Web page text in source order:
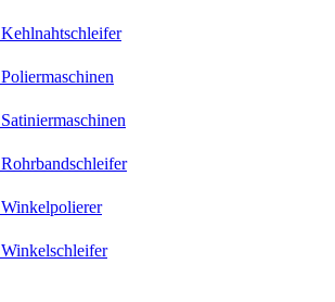
Kehlnahtschleifer
Poliermaschinen
Satiniermaschinen
Rohrbandschleifer
Winkelpolierer
Winkelschleifer